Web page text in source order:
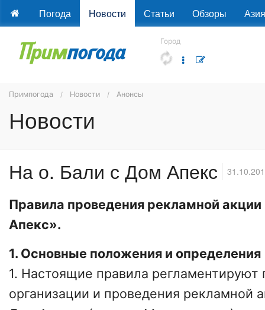
Погода Новости Статьи Обзоры Азия
Город
Примпогода Новости Анонсы
Новости
На о. Бали с Дом Апекс
Правила проведения рекламной
Апекс».
1. Основные положения и определения
1. Настоящие правила регламентируют
организации и проведения рекламной